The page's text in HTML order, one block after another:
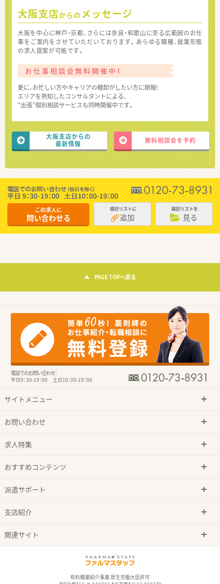
大阪支店からの メッセージ
大阪を中心に神戸・京都、さらには奈良・和歌山に至る広範囲のお仕
事をご案内をさせていただいております。あらゆる職種、就業形態
の求人提案が可能です。
お仕事相談会無料開催中！
更に、お忙しい方やキャリアの棚卸がしたい方に朗報!
エリアを熟知したコンサルタントによる、
“出張”個別相談サービスも同時開催中です。
大阪支店からの
最新情報
無料相談会を予約
この求人に
問い合わせる
検討リストに
追加
検討リストを
見る
PAGE TOPへ戻る
電話でのお問い合わせ：
平日9：30-19：00 土日10：00-19：00
サイトメニュー
お問い合わせ
求人特集
おすすめコンテンツ
派遣サポート
支店紹介
関連サイト
有料職業紹介事業 厚生労働大臣許可